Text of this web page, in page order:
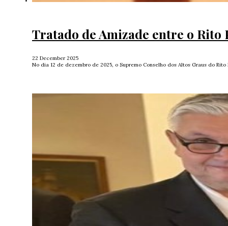
Tratado de Amizade entre o Rito
22 December 2025
No dia 12 de dezembro de 2025, o Supremo Conselho dos Altos Graus do